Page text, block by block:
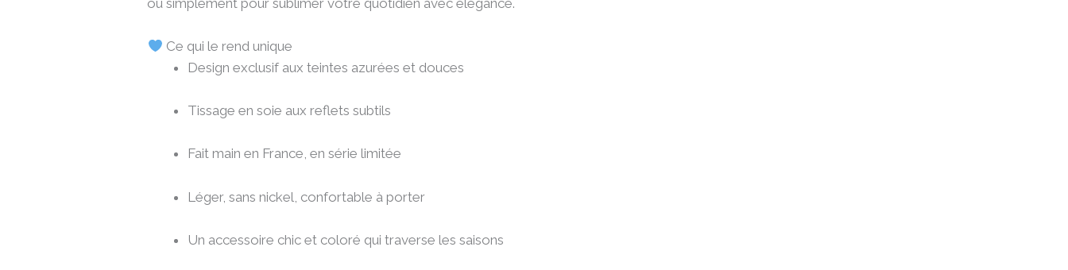
Ce qui le rend unique
Design exclusif aux teintes azurées et douces
Tissage en soie aux reflets subtils
Fait main en France, en série limitée
Léger, sans nickel, confortable à porter
Un accessoire chic et coloré qui traverse les saisons